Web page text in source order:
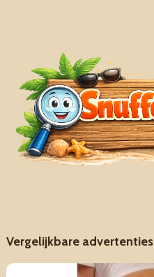
Vergelijkbare advertenties